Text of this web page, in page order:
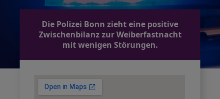
Die Polizei Bonn zieht eine positive
Zwischenbilanz zur Weiberfastnacht
mit wenigen Störungen.